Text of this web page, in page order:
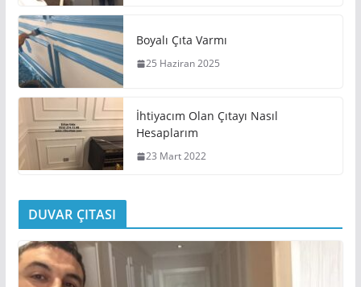
Boyalı Çıta Varmı
25 Haziran 2025
İhtiyacım Olan Çıtayı Nasıl
Hesaplarım
23 Mart 2022
DUVAR ÇITASI